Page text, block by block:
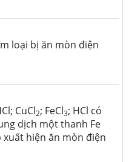
loại bị ăn mòn điện
CuCl2; FeCl3; HCl có
dịch một thanh Fe
hiện ăn mòn điện